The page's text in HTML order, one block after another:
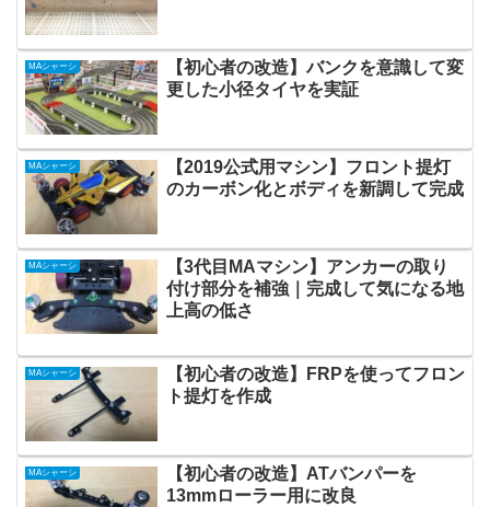
MAシャーシ
【初心者の改造】バンクを意識して変
更した小径タイヤを実証
MAシャーシ
【2019公式用マシン】フロント提灯
のカーボン化とボディを新調して完成
MAシャーシ
【3代目MAマシン】アンカーの取り
付け部分を補強｜完成して気になる地
上高の低さ
MAシャーシ
【初心者の改造】FRPを使ってフロン
ト提灯を作成
MAシャーシ
【初心者の改造】ATバンパーを
13mmローラー用に改良